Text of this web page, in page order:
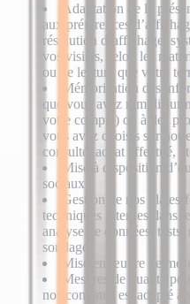
Adaptation de la
aux préférences
résolution d’affichage,
vos visites, selon les
ou de lecture que votre
Mémorisation des
que vous avez rempli sur
votre compte) ou à des
vous avez choisis sur
consulté, achat effectué,
Mise à disposition
sociaux
Gestion de nos
techniques internes dans
analyse de données, tests,
sondages
Mise en œuvre de
Mesures de qualité
nos contenus est adapté à